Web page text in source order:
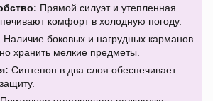
Прямой силуэт и утепленная
комфорт в холодную погоду.
Наличие боковых и нагрудных карманов
хранить мелкие предметы.
Синтепон в два слоя обеспечивает